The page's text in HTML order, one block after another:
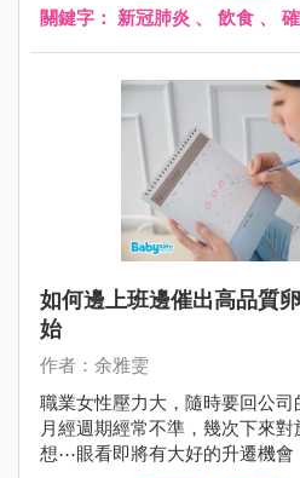
關鍵字： 新冠肺炎 、 飲食 、
如何邊上班邊催出高品質
始
作者：余雅雯
職業女性壓力大，隨時要回公司
月經週期經常不準，幾次下來
想⋯眼看即將有大好的升遷機會